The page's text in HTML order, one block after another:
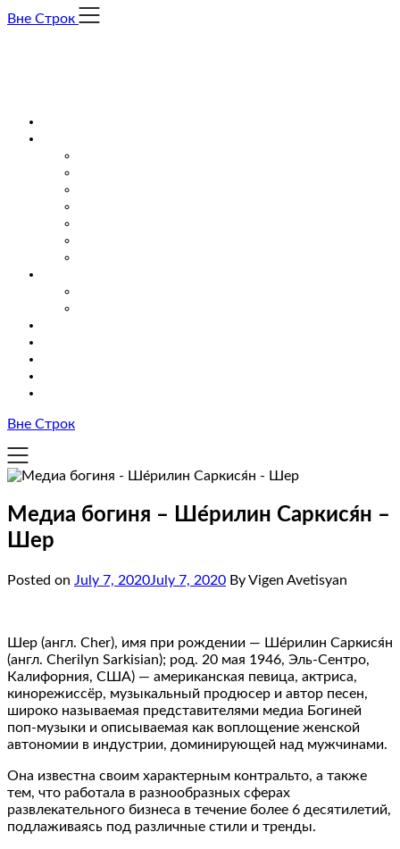
Skip
Вне Строк
Вне Строк
Медиа богиня – Ше́рилин Саркися́н –
Шер
Posted on July 7, 2020July 7, 2020 By Vigen Avetisyan
Шер (англ. Cher), имя при рождении — Ше́рилин Саркися́н
(англ. Cherilyn Sarkisian); род. 20 мая 1946, Эль-Сентро,
Калифорния, США) — американская певица, актриса,
кинорежиссёр, музыкальный продюсер и автор песен,
широко называемая представителями медиа Богиней
поп-музыки и описываемая как воплощение женской
автономии в индустрии, доминирующей над мужчинами.
Она известна своим характерным контральто, а также
тем, что работала в разнообразных сферах
развлекательного бизнеса в течение более 6 десятилетий,
подлаживаясь под различные стили и тренды.